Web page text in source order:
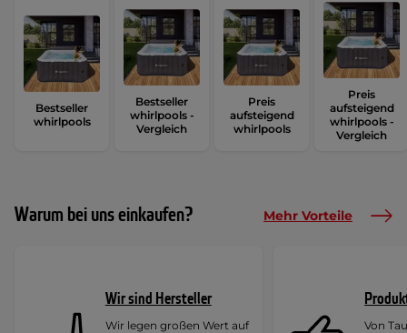
Bestseller
whirlpools
Bestseller
whirlpools -
Vergleich
Preis
aufsteigend
whirlpools
Preis
aufsteigend
whirlpools -
Vergleich
Warum bei uns einkaufen? Mehr Vorteile
Wir sind Hersteller
Wir legen großen Wert auf
Von